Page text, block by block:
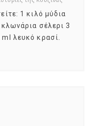
1 κιλό μύδια
σέλερι 3
λευκό κρασί.